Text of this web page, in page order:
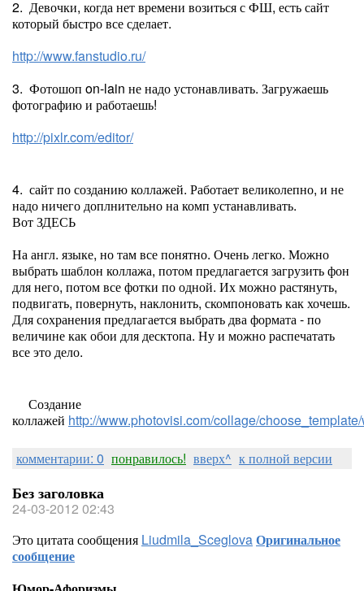
2. Девочки, когда нет времени возиться с ФШ, есть сайт
который быстро все сделает.
http://www.fanstudio.ru/
3. Фотошоп on-lain не надо устонавливать. Загружаешь
фотографию и работаешь!
http://pixlr.com/editor/
4. сайт по созданию коллажей. Работает великолепно, и не
надо ничего доплнительно на комп устанавливать.
ВотЗДЕСЬ
На англ. языке, но там все понятно. Очень легко. Можно
выбрать шаблон коллажа, потом предлагается загрузить фон
для него, потом все фотки по одной. Их можно растянуть,
подвигать, повернуть, наклонить, скомпоновать как хочешь.
Для сохранения предлагается выбрать два формата - по
величине как обои для десктопа. Ну и можно распечатать
все это дело.
Создание
коллажей http://www.photovisi.com/collage/
комментарии: 0 понравилось! вверх^ к полной версии
Без заголовка
24-03-2012 02:43
Это цитата сообщения Liudmila_SceglovaОригинальное
сообщение